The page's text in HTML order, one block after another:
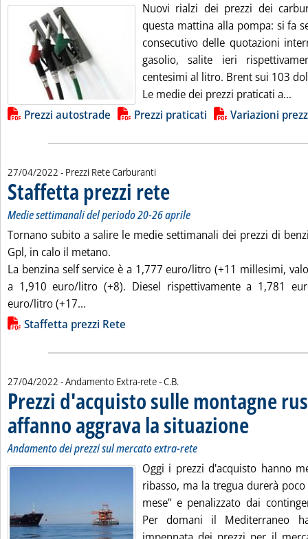
Nuovi rialzi dei prezzi dei
questa mattina alla pompa: si fa
consecutivo delle quotazioni
gasolio, salite ieri
centesimi al litro. Brent sui 103
Le medie dei prezzi praticati a...
Lista allegati PDF alla notizia
Prezzi autostrade Prezzi praticati Variazioni
27/04/2022 - Prezzi Rete Carburanti
Staffetta prezzi rete
Medie settimanali del periodo 20-26 aprile
Tornano subito a salire le medie settimanali dei prezzi di
Gpl, in calo il metano.
La benzina self service è a 1,777 euro/litro (+11 millesimi,
a 1,910 euro/litro (+8). Diesel rispettivamente a 1,781
euro/litro (+17...
Lista allegati PDF alla notizia
Staffetta prezzi Rete
27/04/2022 - Andamento Extra-rete -di:
C.B.
Prezzi d'acquisto sulle montagne
affanno aggrava la situazione. Sottotitolo:
. Pubblicata
Andamento dei prezzi sul mercato extra-rete
Oggi i prezzi d'acquisto hanno
ribasso, ma la tregua durerà
mese” e penalizzato dai
Per domani il Mediterraneo